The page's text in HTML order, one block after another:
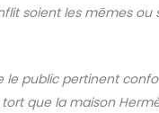
soient les mêmes ou
le public pertinent
tort que la maison